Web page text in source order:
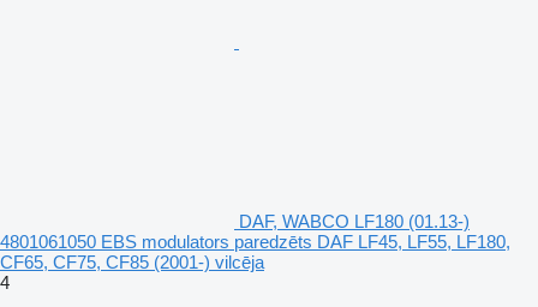
DAF, WABCO LF180 (01.13-)
4801061050 EBS modulators paredzēts DAF LF45, LF55, LF180,
CF65, CF75, CF85 (2001-) vilcēja
4